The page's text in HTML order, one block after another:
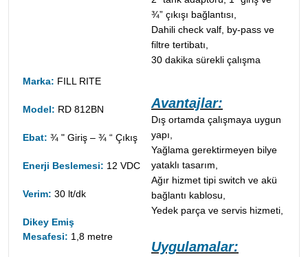
Marka: FILL RITE
Model: RD 812BN
Ebat: ¾ " Giriş – ¾ “ Çıkış
Enerji Beslemesi: 12 VDC
Verim: 30 lt/dk
Dikey Emiş
Mesafesi: 1,8 metre
¾” çıkışı bağlantısı,
Dahili check valf, by-pass ve
filtre tertibatı,
30 dakika sürekli çalışma
Avantajlar:
Dış ortamda çalışmaya uygun
yapı,
Yağlama gerektirmeyen bilye
yataklı tasarım,
Ağır hizmet tipi switch ve akü
bağlantı kablosu,
Yedek parça ve servis hizmeti,
Uygulamalar: